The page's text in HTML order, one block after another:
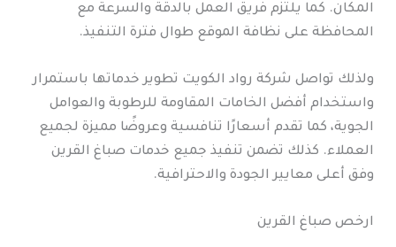
المكان. كما يلتزم فريق العمل بالدقة والسرعة مع
المحافظة على نظافة الموقع طوال فترة التنفيذ.
ولذلك تواصل شركة رواد الكويت تطوير خدماتها باستمرار
واستخدام أفضل الخامات المقاومة للرطوبة والعوامل
الجوية، كما تقدم أسعارًا تنافسية وعروضًا مميزة لجميع
العملاء. كذلك تضمن تنفيذ جميع خدمات صباغ القرين
وفق أعلى معايير الجودة والاحترافية.
ارخص صباغ القرين